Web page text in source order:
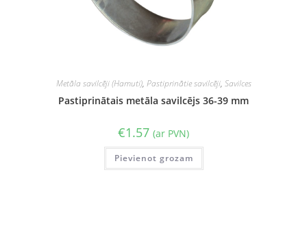
Metāla savilcēji (Hamuti), Pastiprinātie savilcēji, Savilces
Pastiprinātais metāla savilcējs 36-39 mm
€1.57 (ar PVN)
Pievienot grozam